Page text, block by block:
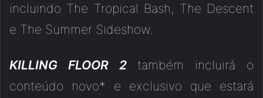
incluindo The Tropical Bash, The Descent
e The Summer Sideshow.
KILLING FLOOR 2 também incluirá o
conteúdo novo* e exclusivo que estará